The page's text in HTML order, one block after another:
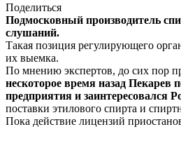
Поделиться
Подмосковный производитель
слушаний.
Такая позиция регулирующего
их выемка.
По мнению экспертов, до сих пор
нескоторое время назад
предприятия и заинтересовался
поставки этилового спирта и
Пока действие лицензий